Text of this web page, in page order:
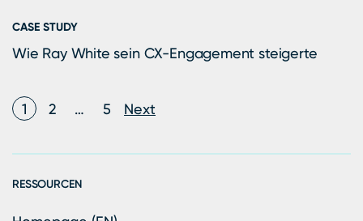
CASE STUDY
Wie Ray White sein CX-Engagement steigerte
Posts pagination
1 2 … 5 Next
RESSOURCEN